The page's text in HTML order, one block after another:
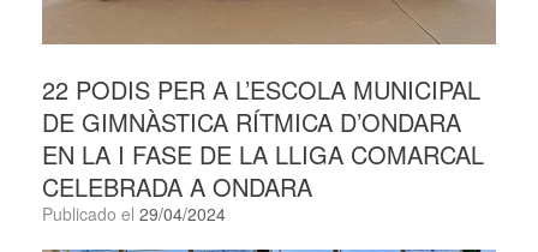
22 PODIS PER A L’ESCOLA MUNICIPAL
DE GIMNÀSTICA RÍTMICA D’ONDARA
EN LA I FASE DE LA LLIGA COMARCAL
CELEBRADA A ONDARA
Publicado el 29/04/2024